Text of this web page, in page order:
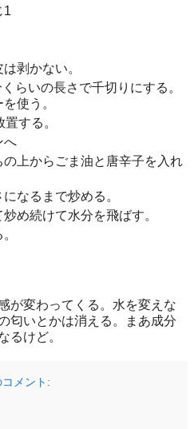
1
剥かない。
らいの長さで千切りにする。
使う。
する。
へ
上からごま油と唐辛子を入れ
なるまで炒める。
め続けて水分を飛ばす。
が変わってくる。水を変えな
匂いとかは消える。まあ成分
るけど。
メント: